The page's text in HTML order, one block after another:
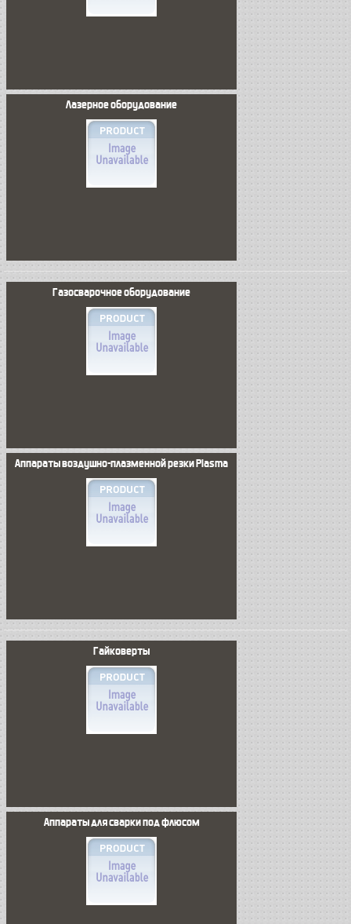
Лазерное оборудование
Газосварочное оборудование
Аппараты воздушно-плазменной резки Plasma
Гайковерты
Аппараты для сварки под флюсом